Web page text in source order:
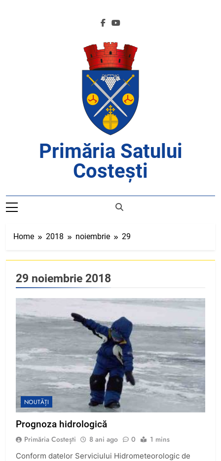
Primăria Satului
Costești
Home 2018 noiembrie 29
29 noiembrie 2018
NOUTĂȚI
Prognoza hidrologică
Primăria Costești 8 ani ago 0 1 mins
Conform datelor Serviciului Hidrometeorologic de